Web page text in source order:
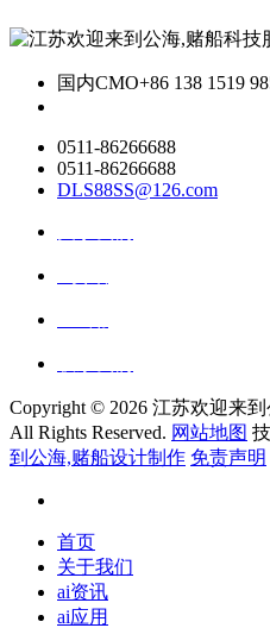
国内CMO+86 138 1519
0511-86266688
0511-86266688
DLS88SS@126.com
Copyright © 2026 江苏欢迎来
All Rights Reserved. 网站地图
到公海,赌船设计制作 免责声明
首页
关于我们
ai资讯
ai应用